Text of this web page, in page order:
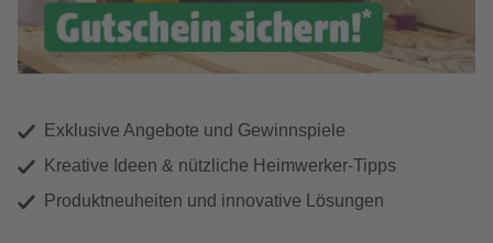
Exklusive Angebote und Gewinnspiele
Kreative Ideen & nützliche Heimwerker-Tipps
Produktneuheiten und innovative Lösungen